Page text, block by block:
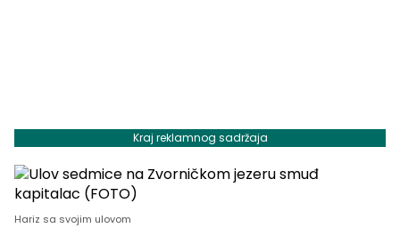
Kraj reklamnog sadržaja
Hariz sa svojim ulovom